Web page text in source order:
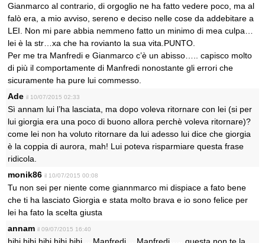
Gianmarco al contrario, di orgoglio ne ha fatto vedere poco, ma al
falò era, a mio avviso, sereno e deciso nelle cose da addebitare a
LEI. Non mi pare abbia nemmeno fatto un minimo di mea culpa…
lei è la str…xa che ha rovianto la sua vita.PUNTO.
Per me tra Manfredi e Gianmarco c’è un abisso….. capisco molto
di più il comportamente di Manfredi nonostante gli errori che
sicuramente ha pure lui commesso.
Ade il 10/07/2015 02:33
Sì annam lui l’ha lasciata, ma dopo voleva ritornare con lei (si per
lui giorgia era una poco di buono allora perchè voleva ritornare)?
come lei non ha voluto ritornare da lui adesso lui dice che giorgia
è la coppia di aurora, mah! Lui poteva risparmiare questa frase
ridicola.
monik86 il 10/07/2015 00:08
Tu non sei per niente come giannmarco mi dispiace a fato bene
che ti ha lasciato Giorgia e stata molto brava e io sono felice per
lei ha fato la scelta giusta
annam il 09/07/2015 16:40
hihi hihi hihi hihi hihi …Manfredi …Manfredi….. questa non te la